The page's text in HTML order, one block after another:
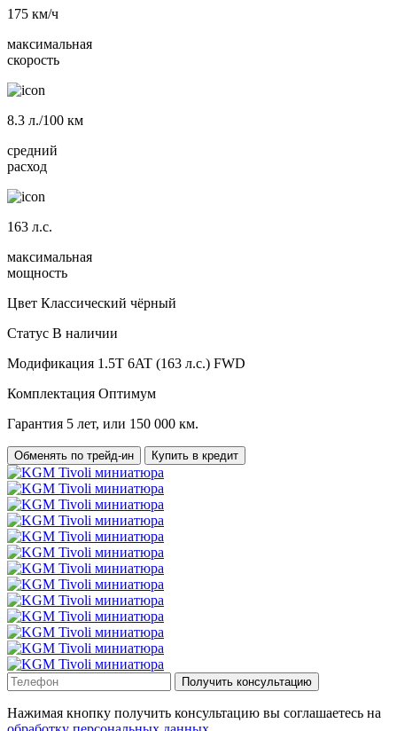
175 км/ч
максимальная
скорость
8.3 л./100 км
средний
расход
163 л.с.
максимальная
мощность
Цвет Классический чёрный
Статус В наличии
Модификация 1.5T 6AT (163 л.с.) FWD
Комплектация Оптимум
Гарантия 5 лет, или 150 000 км.
Обменять по трейд-ин Купить в кредит
Получить консультацию
Нажимая кнопку получить консультацию вы соглашаетесь на